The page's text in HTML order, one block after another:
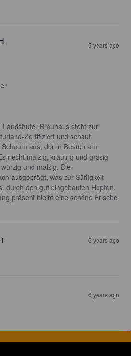
5 years ago
Landshuter Brauhaus steht zur
Zertifiziert und schaut
aus, der in Resten am
riecht malzig, kräutrig und grasig
und malzig. Die
ausgeprägt, was zur Süffigkeit
durch den gut eingebauten Hopfen,
präsent bleibt eine schöne Frische
6 years ago
6 years ago